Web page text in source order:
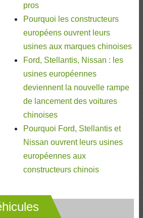
pros
Pourquoi les constructeurs
européens ouvrent leurs
usines aux marques chinoises
Ford, Stellantis, Nissan : les
usines européennes
deviennent la nouvelle rampe
de lancement des voitures
chinoises
Pourquoi Ford, Stellantis et
Nissan ouvrent leurs usines
européennes aux
constructeurs chinois